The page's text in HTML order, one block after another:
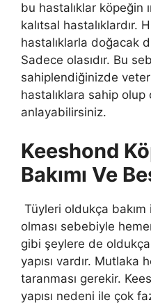
bu hastalıklar köpeğin
kalıtsal hastalıklardır.
hastalıklarla doğacak
Sadece olasıdır. Bu
sahiplendiğinizde
hastalıklara sahip olup
anlayabilirsiniz.
Keeshond
Bakımı Ve
Tüyleri oldukça bakım
olması sebebiyle
gibi şeylere de
yapısı vardır. Mutlaka
taranması gerekir.
yapısı nedeni ile çok